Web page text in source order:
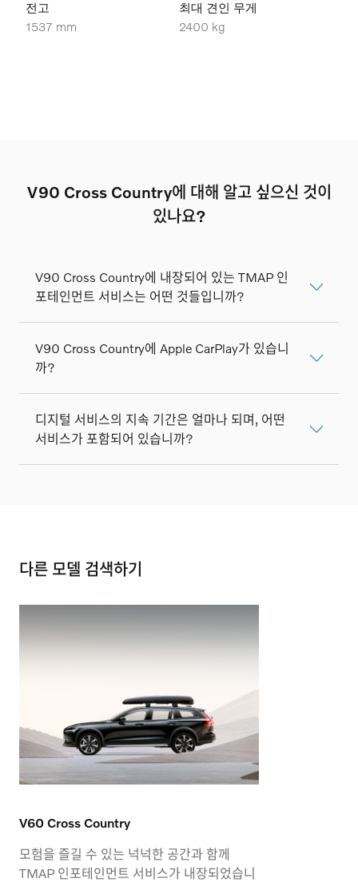
전고
1537 mm
최대 견인 무게
2400 kg
V90 Cross Country에 대해 알고 싶으신 것이
있나요?
V90 Cross Country에 내장되어 있는 TMAP 인
포테인먼트 서비스는 어떤 것들입니까?
V90 Cross Country에 Apple CarPlay가 있습니
까?
디지털 서비스의 지속 기간은 얼마나 되며, 어떤
서비스가 포함되어 있습니까?
다른 모델 검색하기
V60 Cross Country
모험을 즐길 수 있는 넉넉한 공간과 함께
TMAP 인포테인먼트 서비스가 내장되었습니